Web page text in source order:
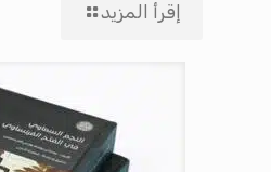
إقرأ المزيد